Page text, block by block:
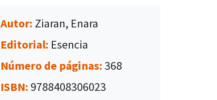
Autor: Ziaran, Enara
Editorial: Esencia
Número de páginas:368
ISBN: 9788408306023